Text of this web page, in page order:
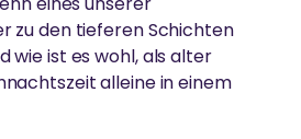
Mensch soll ohne Angst
können
zu den tieferen Schichten
wie ist es wohl, als alter
alleine in einem